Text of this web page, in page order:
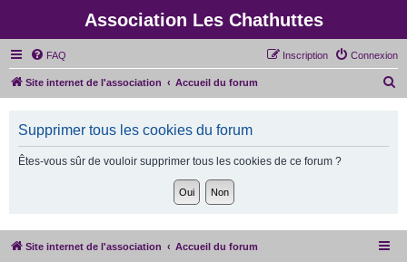
Association Les Chathuttes
FAQ Connexion
Inscription
Site internet de l'association Accueil du forum
h
Supprimer tous les cookies du forum
Êtes-vous sûr de vouloir supprimer tous les cookies de ce forum ?
Site internet de l'association Accueil du forum